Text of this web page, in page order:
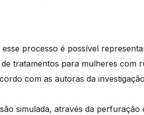
processo é possível
tratamentos para mulheres com
com as autoras da
simulada, através da